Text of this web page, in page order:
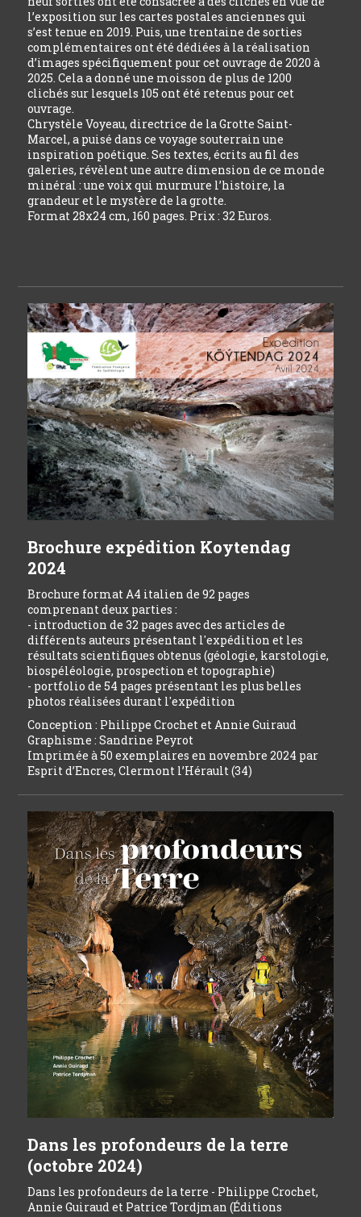
l’exposition sur les cartes postales anciennes qui
s’est tenue en 2019. Puis, une trentaine de sorties
complémentaires ont été dédiées à la réalisation
d’images spécifiquement pour cet ouvrage de 2020 à
2025. Cela a donné une moisson de plus de 1200
clichés sur lesquels 105 ont été retenus pour cet
ouvrage.
Chrystèle Voyeau, directrice de la Grotte Saint-
Marcel, a puisé dans ce voyage souterrain une
inspiration poétique. Ses textes, écrits au fil des
galeries, révèlent une autre dimension de ce monde
minéral : une voix qui murmure l’histoire, la
grandeur et le mystère de la grotte.
Format 28x24 cm, 160 pages. Prix : 32 Euros.
Brochure expédition Koytendag
2024
Brochure format A4 italien de 92 pages
comprenant deux parties :
- introduction de 32 pages avec des articles de
différents auteurs présentant l'expédition et les
résultats scientifiques obtenus (géologie, karstologie,
biospéléologie, prospection et topographie)
- portfolio de 54 pages présentant les plus belles
photos réalisées durant l'expédition
Conception : Philippe Crochet et Annie Guiraud
Graphisme : Sandrine Peyrot
Imprimée à 50 exemplaires en novembre 2024 par
Esprit d’Encres, Clermont l’Hérault (34)
Dans les profondeurs de la terre
(octobre 2024)
Dans les profondeurs de la terre - Philippe Crochet,
Annie Guiraud et Patrice Tordjman (Éditions